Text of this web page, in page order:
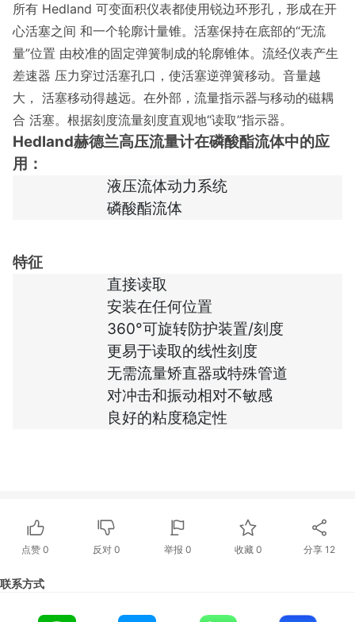
所有 Hedland 可变面积仪表都使用锐边环形孔，形成在开
心活塞之间 和一个轮廓计量锥。活塞保持在底部的“无流
量”位置 由校准的固定弹簧制成的轮廓锥体。流经仪表产生
差速器 压力穿过活塞孔口，使活塞逆弹簧移动。音量越
大， 活塞移动得越远。在外部，流量指示器与移动的磁耦
合 活塞。根据刻度流量刻度直观地“读取”指示器。
Hedland赫德兰高压流量计在磷酸酯流体中的应
用：
液压流体动力系统
磷酸酯流体
特征
直接读取
安装在任何位置
360°可旋转防护装置/刻度
更易于读取的线性刻度
无需流量矫直器或特殊管道
对冲击和振动相对不敏感
良好的粘度稳定性
点赞0 反对 0 举报 0 收藏 0 分享12
联系方式